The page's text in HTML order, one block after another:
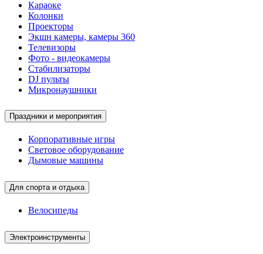
Караоке
Колонки
Проекторы
Экшн камеры, камеры 360
Телевизоры
Фото - видеокамеры
Стабилизаторы
DJ пульты
Микронаушники
Праздники и мероприятия
Корпоративные игры
Световое оборудование
Дымовые машины
Для спорта и отдыха
Велосипеды
Электроинструменты